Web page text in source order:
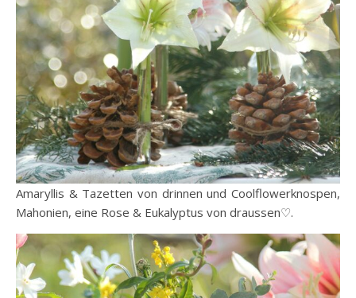
Amaryllis & Tazetten von drinnen und Coolflowerknospen,
Mahonien, eine Rose & Eukalyptus von draussen♡.